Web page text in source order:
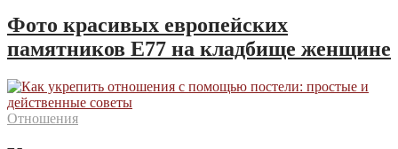
Фото красивых европейских
памятников Е77 на кладбище женщине
Отношения